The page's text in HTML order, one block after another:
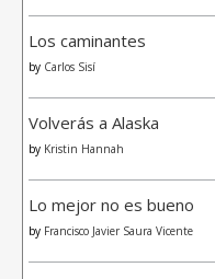
Los caminantes
by Carlos Sisí
Volverás a Alaska
by Kristin Hannah
Lo mejor no es bueno
by Francisco Javier Saura Vicente